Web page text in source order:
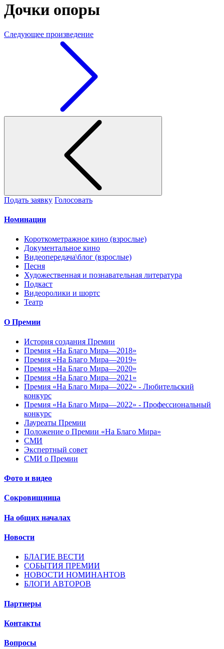
Дочки опоры
Следующее произведение
Подать заявку Голосовать
Номинации
Короткометражное кино (взрослые)
Документальное кино
Видеопередача\блог (взрослые)
Песня
Художественная и познавательная литература
Подкаст
Видеоролики и шортс
Театр
О Премии
История создания Премии
Премия «На Благо Мира—2018»
Премия «На Благо Мира—2019»
Премия «На Благо Мира—2020»
Премия «На Благо Мира—2021»
Премия «На Благо Мира—2022» - Любительский
конкурс
Премия «На Благо Мира—2022» - Профессиональный
конкурс
Лауреаты Премии
Положение о Премии «На Благо Мира»
СМИ
Экспертный совет
СМИ о Премии
Фото и видео
Сокровищница
На общих началах
Новости
БЛАГИЕ ВЕСТИ
СОБЫТИЯ ПРЕМИИ
НОВОСТИ НОМИНАНТОВ
БЛОГИ АВТОРОВ
Партнеры
Контакты
Вопросы